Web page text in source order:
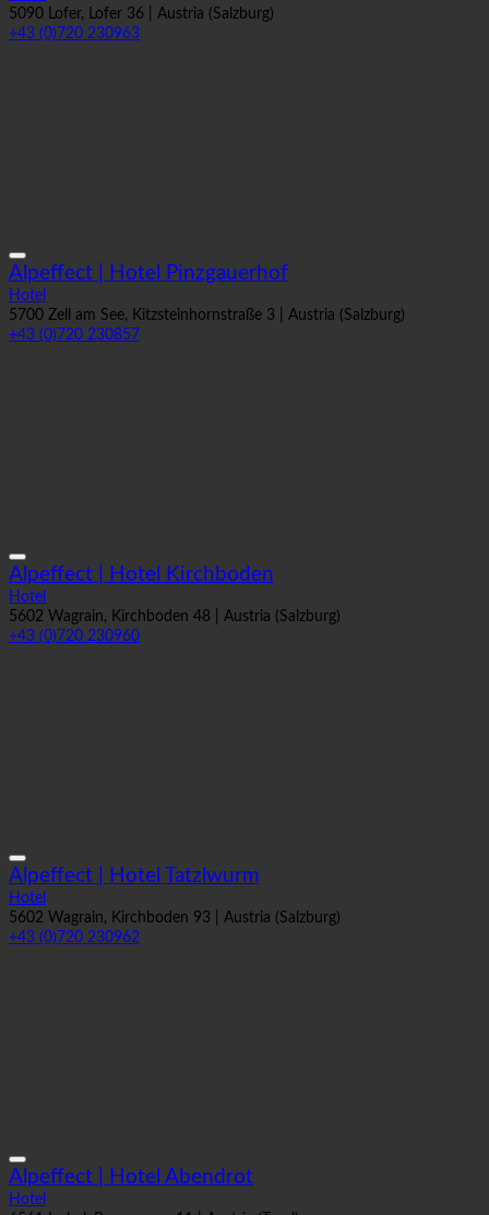
+43 (0)720 230963
Alpeffect | Hotel Pinzgauerhof
Hotel
5700 Zell am See, Kitzsteinhornstraße 3 | Austria (Salzburg)
+43 (0)720 230857
Alpeffect | Hotel Kirchboden
Hotel
5602 Wagrain, Kirchboden 48 | Austria (Salzburg)
+43 (0)720 230960
Alpeffect | Hotel Tatzlwurm
Hotel
5602 Wagrain, Kirchboden 93 | Austria (Salzburg)
+43 (0)720 230962
Alpeffect | Hotel Abendrot
Hotel
6561 Ischgl, Persuraweg 11 | Austria (Tyrol)